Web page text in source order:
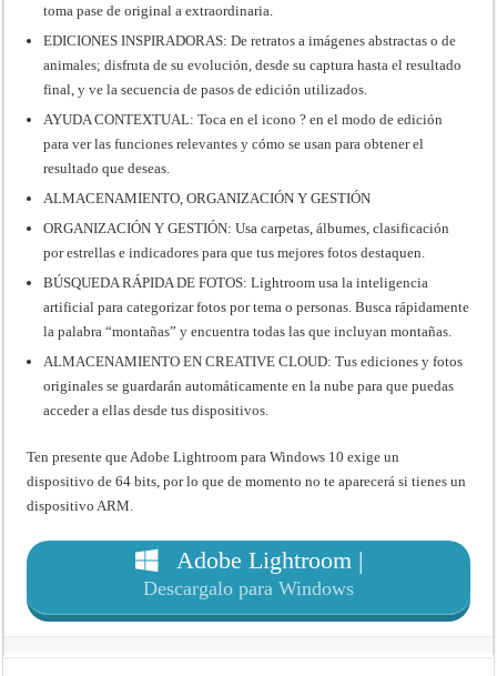
toma pase de original a extraordinaria.
EDICIONES INSPIRADORAS: De retratos a imágenes abstractas o de
animales; disfruta de su evolución, desde su captura hasta el resultado
final, y ve la secuencia de pasos de edición utilizados.
AYUDA CONTEXTUAL: Toca en el icono ? en el modo de edición
para ver las funciones relevantes y cómo se usan para obtener el
resultado que deseas.
ALMACENAMIENTO, ORGANIZACIÓN Y GESTIÓN
ORGANIZACIÓN Y GESTIÓN: Usa carpetas, álbumes, clasificación
por estrellas e indicadores para que tus mejores fotos destaquen.
BÚSQUEDA RÁPIDA DE FOTOS: Lightroom usa la inteligencia
artificial para categorizar fotos por tema o personas. Busca rápidamente
la palabra “montañas” y encuentra todas las que incluyan montañas.
ALMACENAMIENTO EN CREATIVE CLOUD: Tus ediciones y fotos
originales se guardarán automáticamente en la nube para que puedas
acceder a ellas desde tus dispositivos.
Ten presente que Adobe Lightroom para Windows 10 exige un
dispositivo de 64 bits, por lo que de momento no te aparecerá si tienes un
dispositivo ARM.
Adobe Lightroom |
Descargalo para Windows